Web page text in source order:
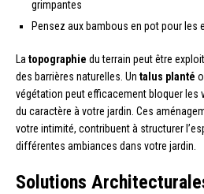
grimpantes
Pensez aux bambous en pot pour les
La topographie du terrain peut être
des barrières naturelles. Un talus planté
végétation peut efficacement bloquer les
du caractère à votre jardin. Ces
votre intimité, contribuent à structurer
différentes ambiances dans votre jardin.
Solutions